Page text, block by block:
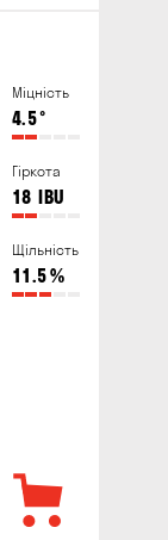
Міцність
4.5°
Гіркота
18 IBU
Щільність
11.5%